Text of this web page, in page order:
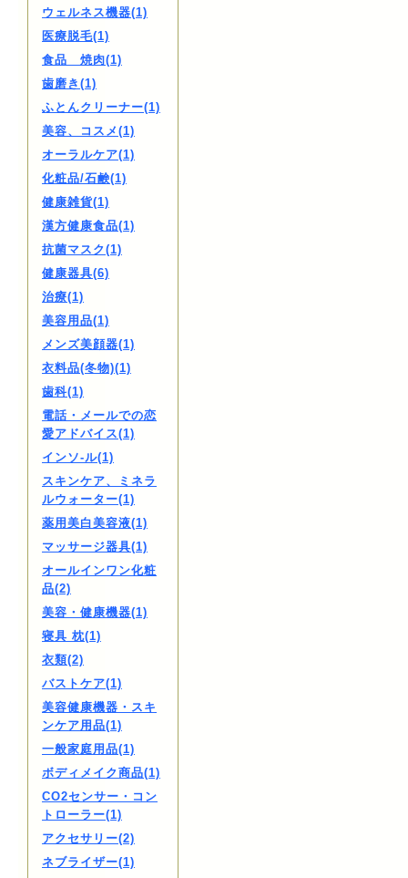
ウェルネス機器(1)
医療脱毛(1)
食品 焼肉(1)
歯磨き(1)
ふとんクリーナー(1)
美容、コスメ(1)
オーラルケア(1)
化粧品/石鹸(1)
健康雑貨(1)
漢方健康食品(1)
抗菌マスク(1)
健康器具(6)
治療(1)
美容用品(1)
メンズ美顔器(1)
衣料品(冬物)(1)
歯科(1)
電話・メールでの恋
愛アドバイス(1)
インソ-ル(1)
スキンケア、ミネラ
ルウォーター(1)
薬用美白美容液(1)
マッサージ器具(1)
オールインワン化粧
品(2)
美容・健康機器(1)
寝具 枕(1)
衣類(2)
バストケア(1)
美容健康機器・スキ
ンケア用品(1)
一般家庭用品(1)
ボディメイク商品(1)
CO2センサー・コン
トローラー(1)
アクセサリー(2)
ネブライザー(1)